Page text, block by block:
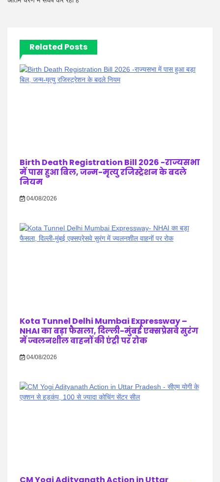
Related Posts
Birth Death Registration Bill 2026 -राज्यसभा
में पास हुआ बिल, जन्म-मृत्यु रजिस्ट्रेशन के बदले
नियम
04/08/2026
Kota Tunnel Delhi Mumbai Expressway –
NHAI का बड़ा फैसला, दिल्ली-मुंबई एक्सप्रेसवे सुरंग
में ज्वलनशील वाहनों की एंट्री पर रोक
04/08/2026